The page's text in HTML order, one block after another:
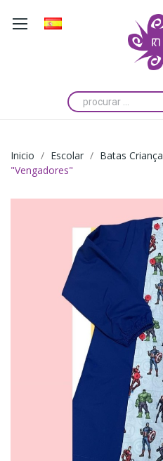
Inicio Escolar Batas Criança
"Vengadores"